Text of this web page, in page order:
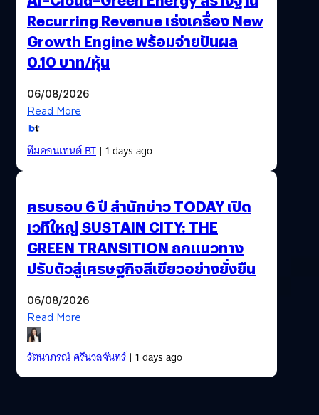
Recurring Revenue เร่งเครื่อง New
Growth Engine พร้อมจ่ายปันผล
0.10 บาท/หุ้น
06/08/2026
Read More
ทีมคอนเทนต์ BT| 1 days ago
ครบรอบ 6 ปี สำนักข่าว TODAY เปิด
เวทีใหญ่ SUSTAIN CITY: THE
GREEN TRANSITION ถกแนวทาง
ปรับตัวสู่เศรษฐกิจสีเขียวอย่างยั่งยืน
06/08/2026
Read More
รัตนาภรณ์ ศรีนวลจันทร์| 1 days ago